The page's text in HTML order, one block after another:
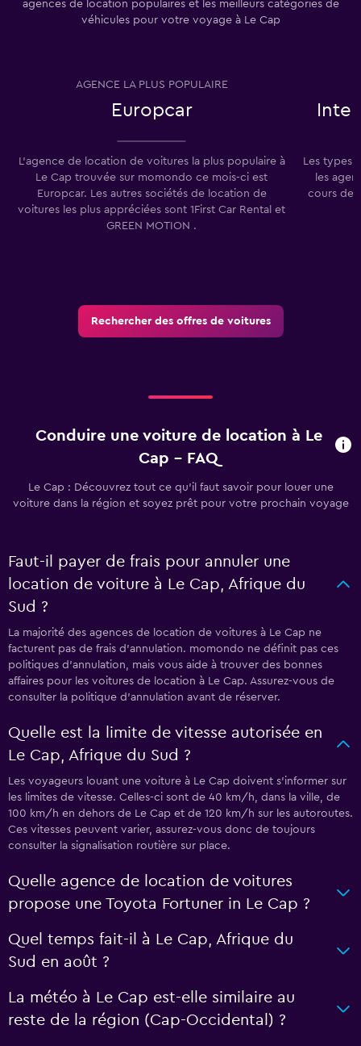
agences de location populaires et les meilleurs catégories de
véhicules pour votre voyage à Le Cap
AGENCE LA PLUS POPULAIRE
Europcar
L'agence de location de voitures la plus populaire à
Le Cap trouvée sur momondo ce mois-ci est
Europcar. Les autres sociétés de location de
voitures les plus appréciées sont 1First Car Rental et
GREEN MOTION .
Les types
les
cours des
Rechercher des offres de voitures
Conduire une voiture de location à Le
Cap - FAQ
Le Cap : Découvrez tout ce qu’il faut savoir pour louer une
voiture dans la région et soyez prêt pour votre prochain voyage
Faut-il payer de frais pour annuler une
location de voiture à Le Cap, Afrique du
Sud ?
La majorité des agences de location de voitures à Le Cap ne
facturent pas de frais d’annulation. momondo ne définit pas ces
politiques d’annulation, mais vous aide à trouver des bonnes
affaires pour les voitures de location à Le Cap. Assurez-vous de
consulter la politique d’annulation avant de réserver.
Quelle est la limite de vitesse autorisée en
Le Cap, Afrique du Sud ?
Les voyageurs louant une voiture à Le Cap doivent s’informer sur
les limites de vitesse. Celles-ci sont de 40 km/h, dans la ville, de
100 km/h en dehors de Le Cap et de 120 km/h sur les autoroutes.
Ces vitesses peuvent varier, assurez-vous donc de toujours
consulter la signalisation routière sur place.
Quelle agence de location de voitures
propose une Toyota Fortuner in Le Cap ?
Quel temps fait-il à Le Cap, Afrique du
Sud en août ?
La météo à Le Cap est-elle similaire au
reste de la région (Cap-Occidental) ?